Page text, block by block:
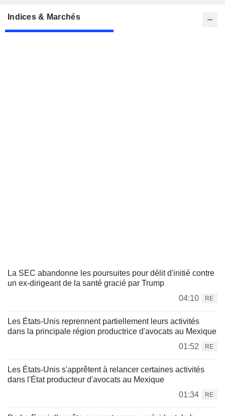
Indices & Marchés
La SEC abandonne les poursuites pour délit d'initié contre
un ex-dirigeant de la santé gracié par Trump
04:10
RE
Les États-Unis reprennent partiellement leurs activités
dans la principale région productrice d'avocats au Mexique
01:52
RE
Les États-Unis s'apprêtent à relancer certaines activités
dans l'État producteur d'avocats au Mexique
01:34
RE